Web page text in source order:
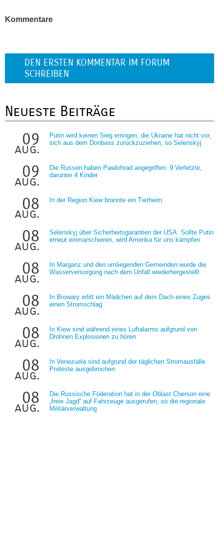
Kommentare
DEN ERSTEN KOMMENTAR IM FORUM
SCHREIBEN
Neueste Beiträge
09
aug.
Putin wird keinen Sieg erringen, die Ukraine hat nicht vor,
sich aus dem Donbass zurückzuziehen, so Selenskyj
09
aug.
Die Russen haben Pawlohrad angegriffen: 9 Verletzte,
darunter 4 Kinder
08
aug.
In der Region Kiew brannte ein Tierheim
08
aug.
Selenskyj über Sicherheitsgarantien der USA: Sollte Putin
erneut einmarschieren, wird Amerika für uns kämpfen
08
aug.
In Marganz und den umliegenden Gemeinden wurde die
Wasserversorgung nach dem Unfall wiederhergestellt
08
aug.
In Browary erlitt ein Mädchen auf dem Dach eines Zuges
einen Stromschlag
08
aug.
In Kiew sind während eines Luftalarms aufgrund von
Drohnen Explosionen zu hören
08
aug.
In Venezuela sind aufgrund der täglichen Stromausfälle
Proteste ausgebrochen
08
aug.
Die Russische Föderation hat in der Oblast Cherson eine
„freie Jagd“ auf Fahrzeuge ausgerufen, so die regionale
Militärverwaltung